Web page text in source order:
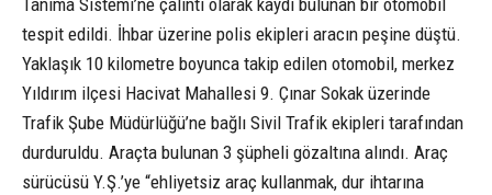
Tanıma Sistemi’ne çalıntı olarak kaydı bulunan bir otomobil
tespit edildi. İhbar üzerine polis ekipleri aracın peşine düştü.
Yaklaşık 10 kilometre boyunca takip edilen otomobil, merkez
Yıldırım ilçesi Hacivat Mahallesi 9. Çınar Sokak üzerinde
Trafik Şube Müdürlüğü’ne bağlı Sivil Trafik ekipleri tarafından
durduruldu. Araçta bulunan 3 şüpheli gözaltına alındı. Araç
sürücüsü Y.Ş.’ye “ehliyetsiz araç kullanmak, dur ihtarına